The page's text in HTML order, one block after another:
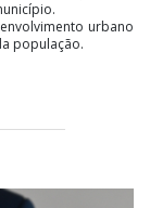
urbano
população.